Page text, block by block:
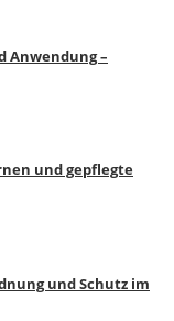
Anwendung –
und gepflegte
und Schutz im